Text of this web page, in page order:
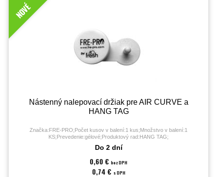
NOVÉ
Nástenný nalepovací držiak pre AIR CURVE a
HANG TAG
Značka:FRE-PRO;Počet kusov v balení:1 kus;Množstvo v balení:1
KS;Prevedenie:gélové;Produktový rad:HANG TAG;
Do 2 dní
0,60 € bez DPH
0,74 € s DPH